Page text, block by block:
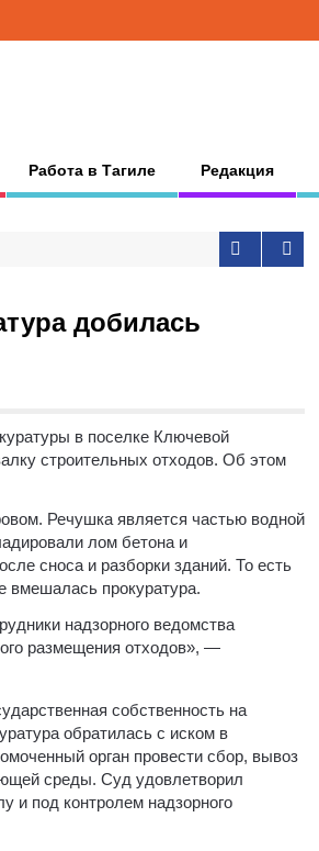
Работа в Тагиле Редакция
добилась
в поселке Ключевой
строительных отходов. Об этом
Речушка является частью водной
лом бетона и
сноса и разборки зданий. То есть
вмешалась прокуратура.
надзорного ведомства
размещения отходов», —
собственность на
обратилась с иском в
орган провести сбор, вывоз
среды. Суд удовлетворил
и под контролем надзорного